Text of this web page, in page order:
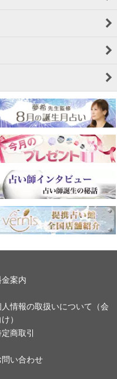
金案内
人情報の取扱いについて（会
）
定商取引
問い合わせ